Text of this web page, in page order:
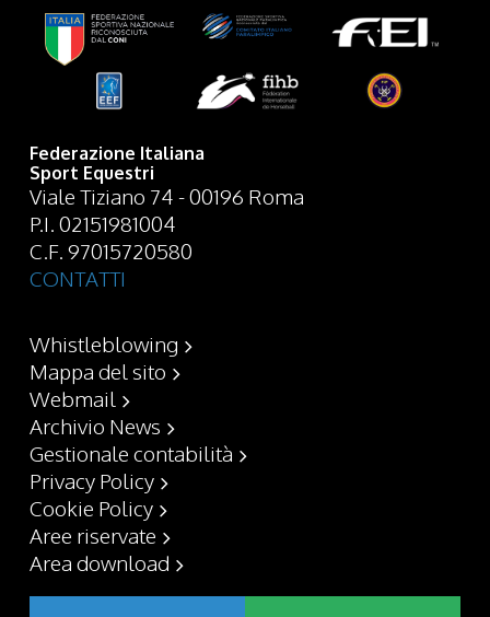
Federazione Italiana
Sport Equestri
Viale Tiziano 74 - 00196 Roma
P.I. 02151981004
C.F. 97015720580
CONTATTI
Whistleblowing
Mappa del sito
Webmail
Archivio News
Gestionale contabilità
Privacy Policy
Cookie Policy
Aree riservate
Area download